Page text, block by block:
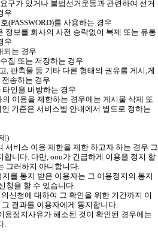
구가 있거나 불법선거운동과 관련하여 선거
우
(PASSWORD)를 사용하는 경우
정보를 회사의 사전 승락없이 복제 또는 유통
우
되는 경우
집 또는 저장하는 경우
, 판촉물 등 기타 다른 형태의 권유를 게시,게
송하는 경우
인을 비방하는 경우
이용을 제한하는 경우에는 게시물 삭제 또
기준은 서비스별 안내에서 별도로 정하는
)
비스 이용 제한을 제한 하고자 하는 경우 그
니다. 다만, ooo가 긴급하게 이용을 정지 할
그러하지 아니합니다.
를 통지 받은 이용자는 그 이용정지의 통지
청을 할 수 있습니다.
신청에 대하여 그 확인을 위한 기간까지 이
결과를 이용자에게 통지합니다.
정지사유가 해소된 것이 확인된 경우에는
.